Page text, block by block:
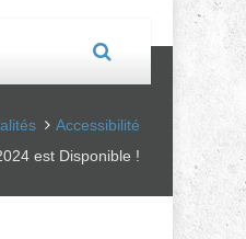
Accessibilité
est Disponible !